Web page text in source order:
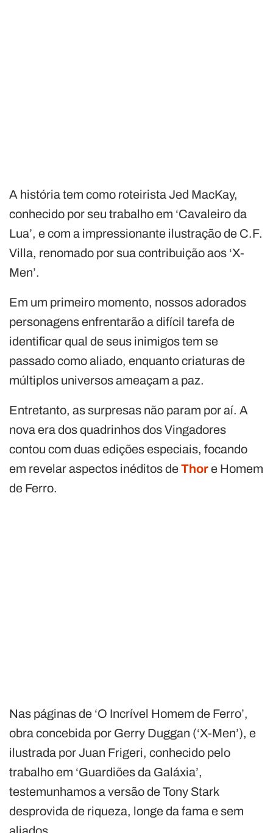
A história tem como roteirista Jed MacKay,
conhecido por seu trabalho em ‘Cavaleiro da
Lua’, e com a impressionante ilustração de C.F.
Villa, renomado por sua contribuição aos ‘X-
Men’.
Em um primeiro momento, nossos adorados
personagens enfrentarão a difícil tarefa de
identificar qual de seus inimigos tem se
passado como aliado, enquanto criaturas de
múltiplos universos ameaçam a paz.
Entretanto, as surpresas não param por aí. A
nova era dos quadrinhos dos Vingadores
contou com duas edições especiais, focando
em revelar aspectos inéditos deThore Homem
de Ferro.
Nas páginas de ‘O Incrível Homem de Ferro’,
obra concebida por Gerry Duggan (‘X-Men’), e
ilustrada por Juan Frigeri, conhecido pelo
trabalho em ‘Guardiões da Galáxia’,
testemunhamos a versão de Tony Stark
desprovida de riqueza, longe da fama e sem